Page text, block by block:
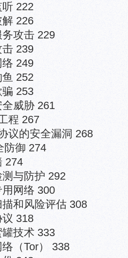
222
226
攻击 229
239
249
252
253
威胁 261
程 267
议的安全漏洞 268
防御 274
274
与防护 292
网络 300
和风险评估 308
318
技术 333
（Tor） 338